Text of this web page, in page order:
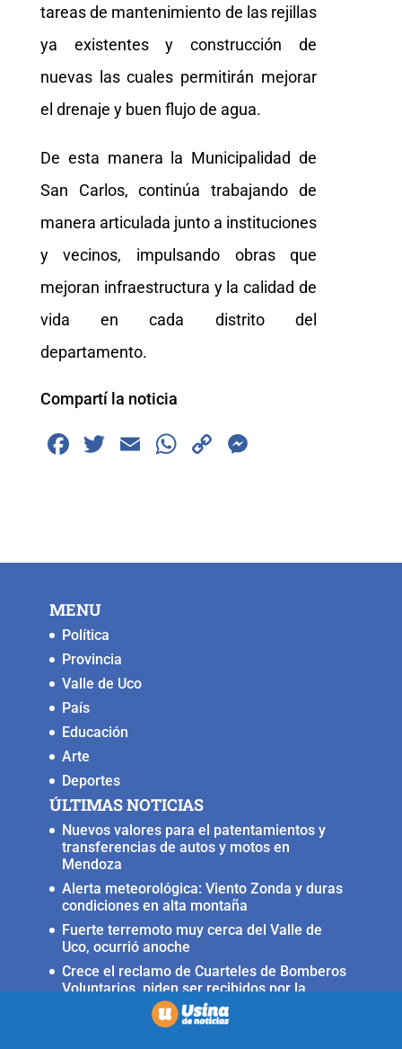
tareas de mantenimiento de las rejillas
ya existentes y construcción de
nuevas las cuales permitirán mejorar
el drenaje y buen flujo de agua.
De esta manera la Municipalidad de
San Carlos, continúa trabajando de
manera articulada junto a instituciones
y vecinos, impulsando obras que
mejoran infraestructura y la calidad de
vida en cada distrito del
departamento.
Compartí la noticia
F
b
o
k
T
E
W
A
C
Li n
MENU
Política
Provincia
Valle de Uco
País
Educación
Arte
Deportes
ÚLTIMAS NOTICIAS
Nuevos valores para el patentamientos y
transferencias de autos y motos en
Mendoza
Alerta meteorológica: Viento Zonda y duras
condiciones en alta montaña
Fuerte terremoto muy cerca del Valle de
Uco, ocurrió anoche
Crece el reclamo de Cuarteles de Bomberos
Voluntarios, piden ser recibidos por la
Llega a San Carlos la Copa Internacional